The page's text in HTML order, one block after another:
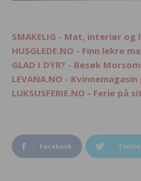
SMAKELIG - Mat, interiør og
HUSGLEDE.NO - Finn lekre
GLAD I DYR? - Besøk
LEVANA.NO -
LUKSUSFERIE.NO - Ferie på
Facebook